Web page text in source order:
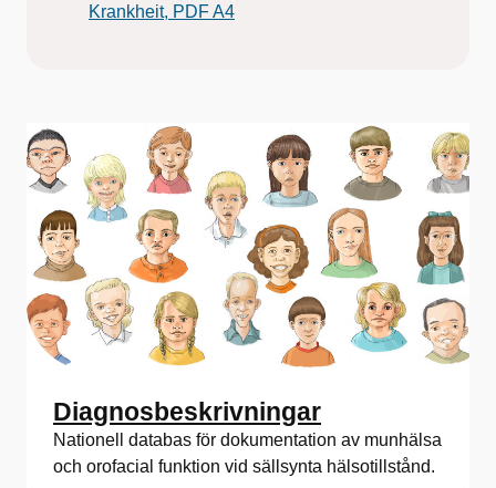
Krankheit, PDF A4
Diagnosbeskrivningar
Nationell databas för dokumentation av munhälsa
och orofacial funktion vid sällsynta hälsotillstånd.